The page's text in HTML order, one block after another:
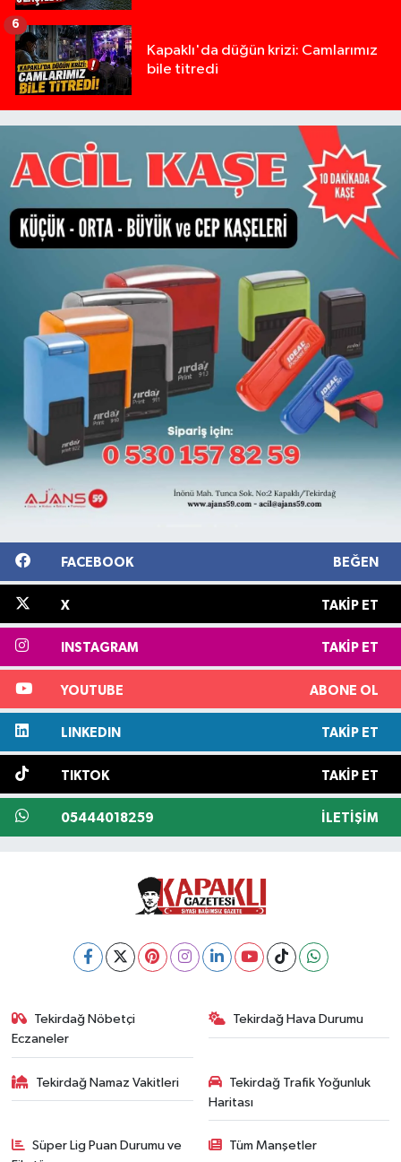
Kapaklı'da düğün krizi: Camlarımız
bile titredi
6
FACEBOOK BEĞEN
X TAKIP ET
INSTAGRAM TAKIP ET
YOUTUBE ABONE OL
LINKEDIN TAKIP ET
TIKTOK TAKIP ET
05444018259 İLETIŞIM
Tekirdağ Nöbetçi
Eczaneler
Tekirdağ Hava Durumu
Tekirdağ Namaz Vakitleri
Tekirdağ Trafik Yoğunluk
Haritası
Süper Lig Puan Durumu ve
Tüm Manşetler